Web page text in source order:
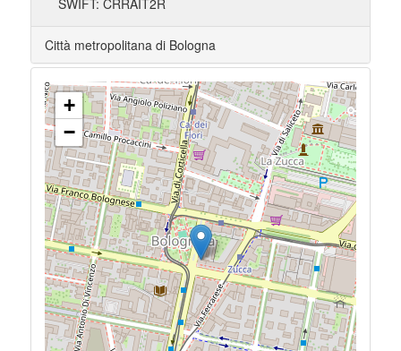
SWIFT: CRRAIT2R
Città metropolitana di Bologna
+
−